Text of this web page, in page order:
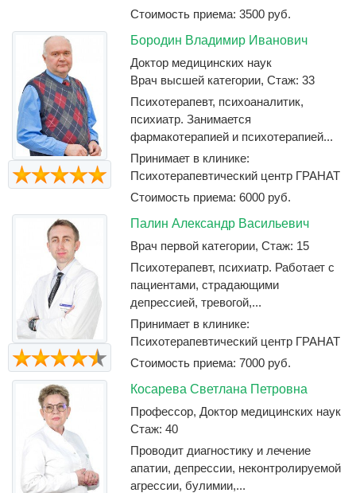
Стоимость приема: 3500 руб.
Бородин Владимир Иванович
Доктор медицинских наук
Врач высшей категории, Стаж: 33
Психотерапевт, психоаналитик,
психиатр. Занимается
фармакотерапией и психотерапией...
Принимает в клинике:
Психотерапевтический центр ГРАНАТ
Стоимость приема: 6000 руб.
Палин Александр Васильевич
Врач первой категории, Стаж: 15
Психотерапевт, психиатр. Работает с
пациентами, страдающими
депрессией, тревогой,...
Принимает в клинике:
Психотерапевтический центр ГРАНАТ
Стоимость приема: 7000 руб.
Косарева Светлана Петровна
Профессор, Доктор медицинских наук
Стаж: 40
Проводит диагностику и лечение
апатии, депрессии, неконтролируемой
агрессии, булимии,...